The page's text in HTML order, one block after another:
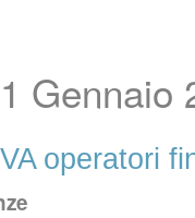
Gennaio
operatori